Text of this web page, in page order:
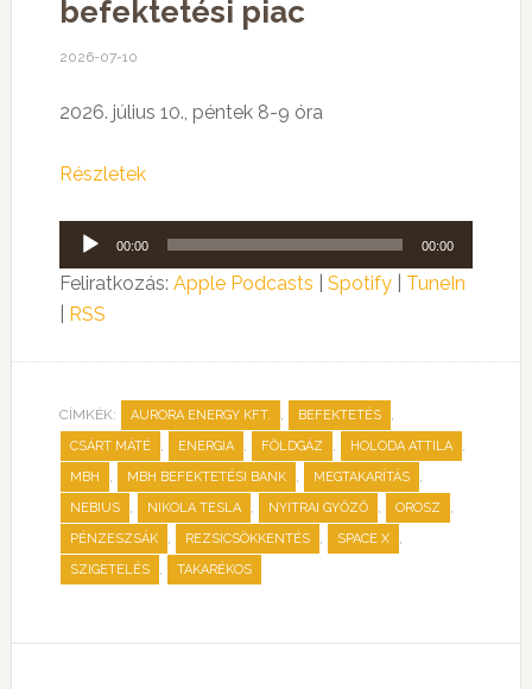
befektetési piac
2026-07-10
2026. július 10., péntek 8-9 óra
Részletek
Audió
lejátszó
00:00 00:00
Feliratkozás: Apple Podcasts Spotify| TuneIn
RSS
CÍMKÉK: AURORA ENERGY KFT. , BEFEKTETÉS ,
CSÁRT MÁTÉ , ENERGIA , FÖLDGÁZ , HOLODA ATTILA ,
MBH , MBH BEFEKTETÉSI BANK , MEGTAKARÍTÁS ,
NEBIUS , NIKOLA TESLA , NYITRAI GYŐZŐ , OROSZ ,
PÉNZESZSÁK , REZSICSÖKKENTÉS , SPACE X ,
SZIGETELÉS , TAKARÉKOS